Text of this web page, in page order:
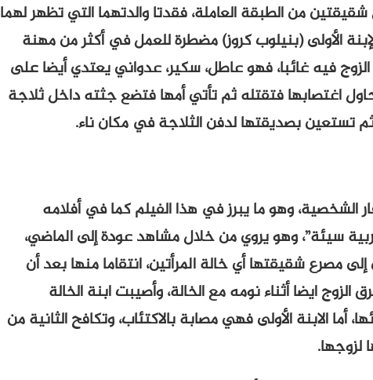
من الطبقة العاملة، فقدتا والدتهما التي تظهر لهما
الأولى (بنيلوب كروز) مضطرة للعمل في أكثر من مهنة
فيه غائبا، فهو عاطل، سكير، عدواني يعتدي أيضا على
اغتصابها فتقتله ثم تأتي أمها فتضع جثته داخل ثلاجة
تستعين بصديقتها لدفن الثلاجة في مكان ناء.
الشخصية، وهو ما يبرز في هذا الفيلم كما في أفلامه
سيئة”، وهو يروي من خلال مشاهد عودة إلى الماضي،
مصرع شقيقتها أي خالة المرأتين، انتقاما منها بعد أن
ايضا أثناء نومه مع الخالة، وأصيبت ابنة الخالة
الابنة الأولى فهي مصابة بالاكتئاب، وتكافح الثانية من
لزوجها.